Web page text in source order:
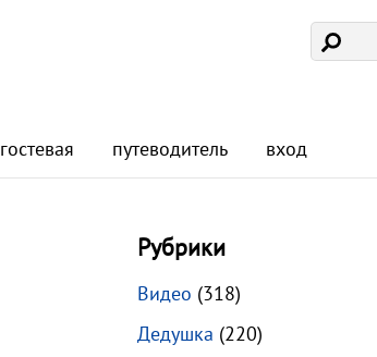
гостевая путеводитель вход
Рубрики
Видео (318)
Дедушка (220)